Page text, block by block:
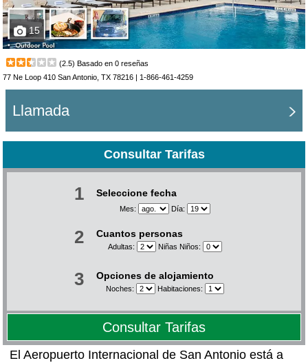
15
(2.5) Basado en 0 reseñas
77 Ne Loop 410 San Antonio, TX 78216 | 1-866-461-4259
Llamada
Consultar Tarifas
1 Seleccione fecha
Mes: Día:
2 Cuantos personas
Adultas: Niñas Niños:
3 Opciones de alojamiento
Noches: Habitaciones:
Consultar Tarifas
El Aeropuerto Internacional de San Antonio está a